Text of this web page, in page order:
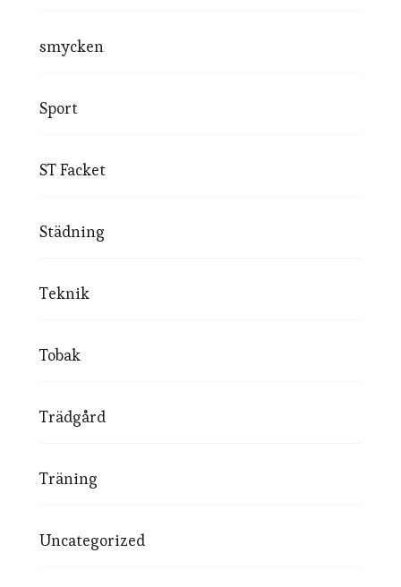
smycken
Sport
ST Facket
Städning
Teknik
Tobak
Trädgård
Träning
Uncategorized